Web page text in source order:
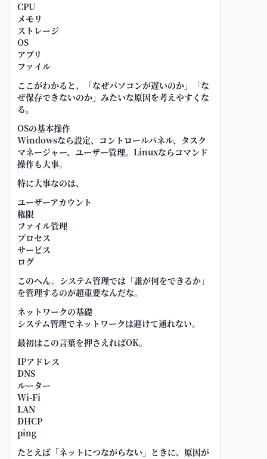
CPU
メモリ
ストレージ
OS
アプリ
ファイル
ここがわかると、「なぜパソコンが遅いのか」「な
ぜ保存できないのか」みたいな原因を考えやすくな
る。
OSの基本操作
Windowsなら設定、コントロールパネル、タスク
マネージャー、ユーザー管理。Linuxならコマンド
操作も大事。
特に大事なのは、
ユーザーアカウント
権限
ファイル管理
プロセス
サービス
ログ
このへん。システム管理では「誰が何をできるか」
を管理するのが超重要なんだな。
ネットワークの基礎
システム管理でネットワークは避けて通れない。
最初はこの言葉を押さえればOK。
IPアドレス
DNS
ルーター
Wi-Fi
LAN
DHCP
ping
たとえば「ネットにつながらない」ときに、原因が